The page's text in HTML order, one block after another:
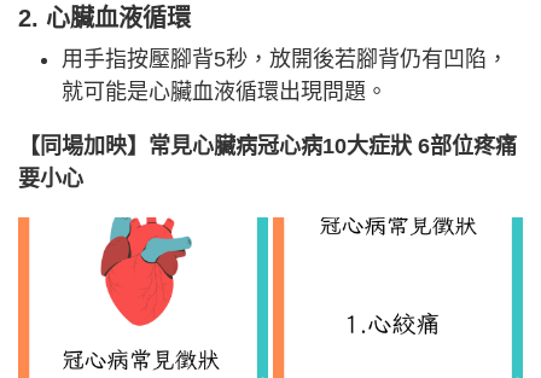
2. 心臟血液循環
用手指按壓腳背5秒，放開後若腳背仍有凹陷，
就可能是心臟血液循環出現問題。
【同場加映】常見心臟病冠心病10大症狀 6部位疼痛
要小心